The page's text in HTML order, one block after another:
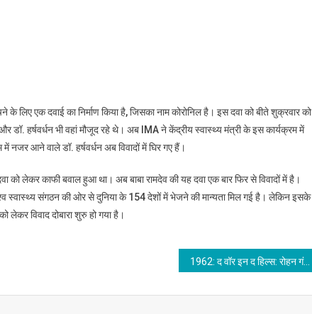
लिए एक दवाई का निर्माण किया है, जिसका नाम कोरोनिल है। इस दवा को बीते शुक्रवार को
डॉ. हर्षवर्धन भी वहां मौजूद रहे थे। अब IMA ने केंद्रीय स्वास्थ्य मंत्री के इस कार्यक्रम में
नजर आने वाले डॉ. हर्षवर्धन अब विवादों में घिर गए हैं।
लेकर काफी बवाल हुआ था। अब बाबा रामदेव की यह दवा एक बार फिर से विवादों में है।
स्वास्थ्य संगठन की ओर से दुनिया के 154 देशों में भेजने की मान्यता मिल गई है। लेकिन इसके
विवाद दोबारा शुरु हो गया है।
1962: द वॉर इन द हिल्स: रोहन गंडोत्रा ने लद्दाख में इन मुश्किल परिस्थितियों में की सीरीज की शूटिंग, शेयर किया अपना अनुभव